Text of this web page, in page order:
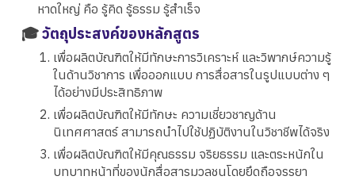
หาดใหญ่ คือ รู้คิด รู้ธรรม รู้สำเร็จ
🎓วัตถุประสงค์ของหลักสูตร
เพื่อผลิตบัณฑิตให้มีทักษะการวิเคราะห์ และวิพากษ์ความรู้
ในด้านวิชาการ เพื่อออกแบบ การสื่อสารในรูปแบบต่าง ๆ
ได้อย่างมีประสิทธิภาพ
เพื่อผลิตบัณฑิตให้มีทักษะ ความเชี่ยวชาญด้าน
นิเทศศาสตร์ สามารถนำไปใช้ปฏิบัติงานในวิชาชีพได้จริง
เพื่อผลิตบัณฑิตให้มีคุณธรรม จริยธรรม และตระหนักใน
บทบาทหน้าที่ของนักสื่อสารมวลชนโดยยึดถือจรรยา